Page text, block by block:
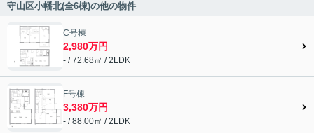
守山区小幡北(全6棟)の他の物件
C号棟
2,980万円
- / 72.68㎡ / 2LDK
F号棟
3,380万円
- / 88.00㎡ / 2LDK